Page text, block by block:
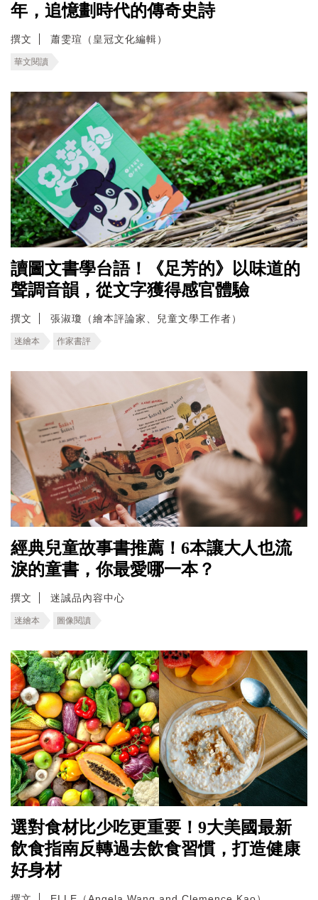
年，追憶劃時代的傳奇史詩
撰文 蕭雯瑄（皇冠文化編輯）
華文閱讀
讀圖文書學台語！《足芳的》以味道的
聲調音韻，從文字獲得感官體驗
撰文 張淑瓊（繪本評論家、兒童文學工作者）
迷繪本 作家書評
經典兒童故事書推薦！6本讓大人也流
淚的童書，你最愛哪一本？
撰文 迷誠品內容中心
迷繪本 圖像閱讀
選對食材比少吃更重要！9大美國最新
飲食指南反轉過去飲食習慣，打造健康
好身材